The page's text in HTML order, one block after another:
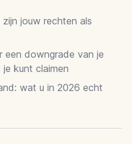
jouw rechten als
een downgrade van je
kunt claimen
wat u in 2026 echt